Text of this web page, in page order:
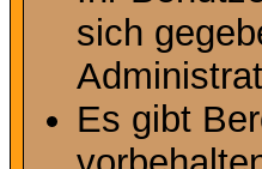
sich
Es gibt